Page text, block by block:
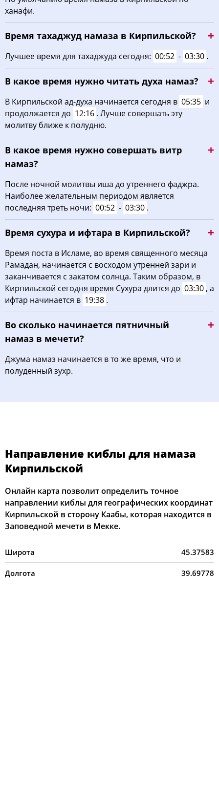
22, Сб
23, Вс 03:55 05:32 12:24 16:13 19:15 20:45
24, Пн 03:56 05:33 12:24 16:12 19:14 20:43
25, Вт 03:58 05:34 12:23 16:11 19:12 20:41
26, Ср 04:00 05:35 12:23 16:10 19:10 20:39
27, Чт 04:01 05:36 12:23
28, Пт 04:03 05:38 12:22 16:08 19:07 20:34
30, Вс 04:06 05:40 12:22 16:06 19:03
04:08 12:22 16:05
ханафи.
Время тахаджуд намаза в Кирпильской?
Лучшее время для тахаджуда сегодня: 00:52 - 03:30 .
В какое время нужно читать духа намаз?
В Кирпильской ад-духа начинается сегодня в 05:35 и
продолжается до 12:16 . Лучше совершать эту
молитву ближе к полудню.
В какое время нужно совершать витр
намаз?
После ночной молитвы иша до утреннего фаджра.
Наиболее желательным периодом является
последняя треть ночи: 00:52 - 03:30 .
Время сухура и ифтара в Кирпильской?
Время поста в Исламе, во время священного месяца
Рамадан, начинается с восходом утренней зари и
заканчивается с закатом солнца. Таким образом, в
Кирпильской сегодня время Сухура длится до 03:30 , а
ифтар начинается в 19:38 .
Во сколько начинается пятничный
намаз в мечети?
Джума намаз начинается в то же время, что и
полуденный зухр.
Направление киблы для намаза
Кирпильской
Онлайн карта позволит определить точное
направлении киблы для географических координат
Кирпильской в сторону Каабы, которая находится в
Заповедной мечети в Мекке.
Широта 45.37583
Долгота 39.69778